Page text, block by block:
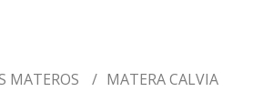
MATEROS MATERA CALVIA